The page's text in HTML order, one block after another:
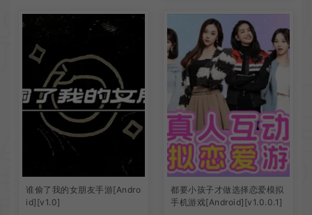
谁偷了我的女朋友手游[Andro
id][v1.0]
都要小孩子才做选择恋爱模拟
手机游戏[Android][v1.0.0.1]